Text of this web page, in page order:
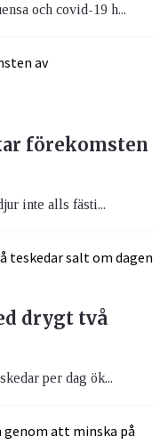
och covid-19 h...
förekomsten
inte alls fästi...
drygt två
per dag ök...